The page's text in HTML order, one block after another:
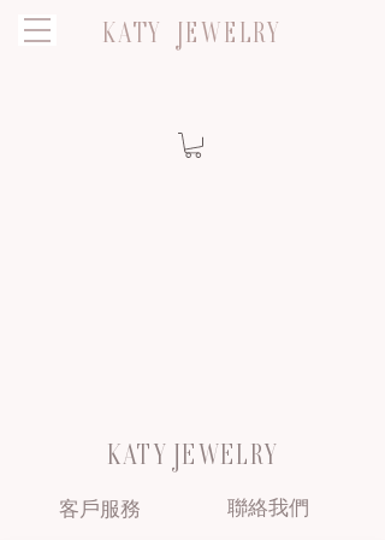
KATY JEWELRY
KATY JEWELRY
客戶服務 聯絡我們